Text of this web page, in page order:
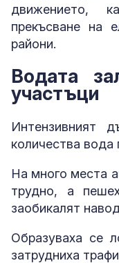
движението,
прекъсване на
райони.
Водата
участъци
Интензивният
количества вода
На много места
трудно, а
заобикалят
Образуваха се
затрудниха